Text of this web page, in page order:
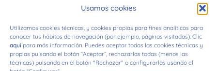
Usamos cookies
Utilizamos cookies técnicas, y cookies propias para fines analíticos para
conocer tus hábitos de navegación (por ejemplo, páginas visitadas). Clic
aquí para más información. Puedes aceptar todas las cookies técnicas y
propias pulsando el botón “Aceptar”, rechazarlas todas (menos las
técnicas) pulsando en el botón "Rechazar" o configurarlas usando el